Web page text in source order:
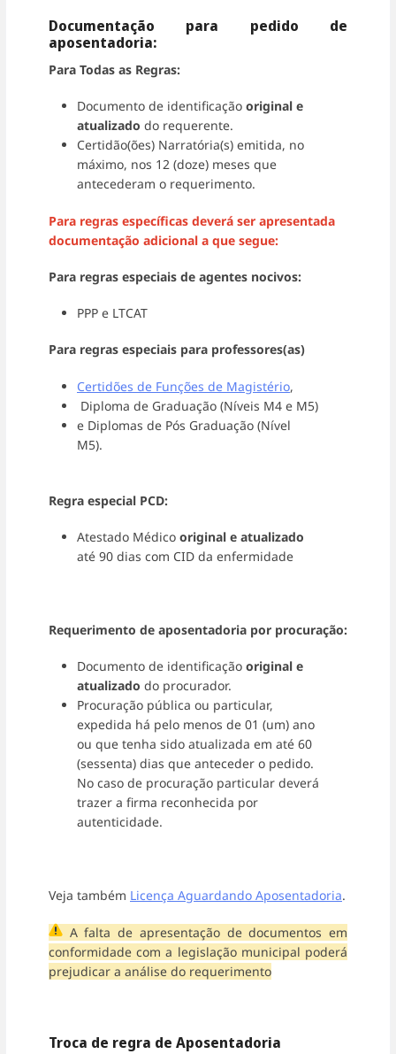
Documentação para pedido de
aposentadoria:
Para Todas as Regras:
Documento de identificação original e
atualizado do requerente.
Certidão(ões) Narratória(s) emitida, no
máximo, nos 12 (doze) meses que
antecederam o requerimento.
Para regras específicas deverá ser apresentada
documentação adicional a que segue:
Para regras especiais de agentes nocivos:
PPP e LTCAT
Para regras especiais para professores(as)
Certidões de Funções de Magistério,
Diploma de Graduação (Níveis M4 e M5)
e Diplomas de Pós Graduação (Nível
M5).
Regra especial PCD:
Atestado Médico original e atualizado
até 90 dias com CID da enfermidade
Requerimento de aposentadoria por procuração:
Documento de identificação original e
atualizado do procurador.
Procuração pública ou particular,
expedida há pelo menos de 01 (um) ano
ou que tenha sido atualizada em até 60
(sessenta) dias que anteceder o pedido.
No caso de procuração particular deverá
trazer a firma reconhecida por
autenticidade.
Veja também Licença Aguardando Aposentadoria.
A falta de apresentação de documentos em
conformidade com a legislação municipal poderá
prejudicar a análise do requerimento
Troca de regra de Aposentadoria